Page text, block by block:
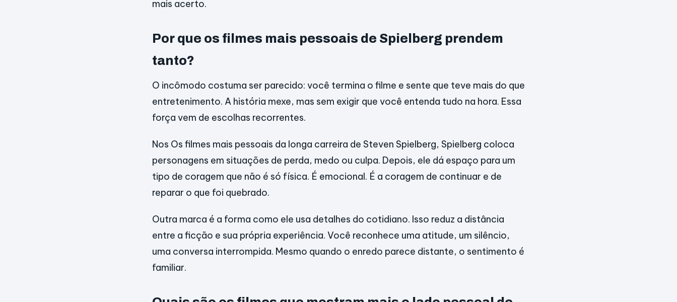
mais acerto.
Por que os filmes mais pessoais de Spielberg prendem
tanto?
O incômodo costuma ser parecido: você termina o filme e sente que teve mais do que
entretenimento. A história mexe, mas sem exigir que você entenda tudo na hora. Essa
força vem de escolhas recorrentes.
Nos Os filmes mais pessoais da longa carreira de Steven Spielberg, Spielberg coloca
personagens em situações de perda, medo ou culpa. Depois, ele dá espaço para um
tipo de coragem que não é só física. É emocional. É a coragem de continuar e de
reparar o que foi quebrado.
Outra marca é a forma como ele usa detalhes do cotidiano. Isso reduz a distância
entre a ficção e sua própria experiência. Você reconhece uma atitude, um silêncio,
uma conversa interrompida. Mesmo quando o enredo parece distante, o sentimento é
familiar.